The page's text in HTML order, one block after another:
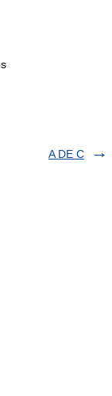
A DE C